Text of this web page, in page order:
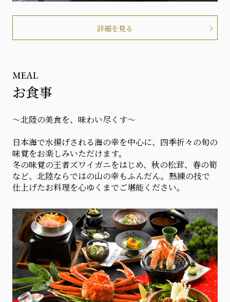
詳細を見る
MEAL
お食事
～北陸の美食を、味わい尽くす～
日本海で水揚げされる海の幸を中心に、四季折々の旬の
味覚をお楽しみいただけます。
冬の味覚の王者ズワイガニをはじめ、秋の松茸、春の筍
など、北陸ならではの山の幸もふんだん。熟練の技で
仕上げたお料理を心ゆくまでご堪能ください。